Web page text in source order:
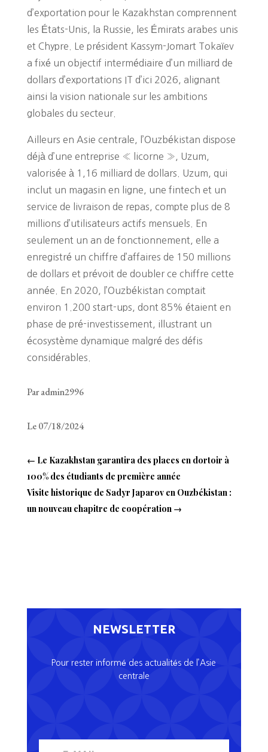
d’exportation pour le Kazakhstan comprennent
les États-Unis, la Russie, les Émirats arabes unis
et Chypre. Le président Kassym-Jomart Tokaïev
a fixé un objectif intermédiaire d’un milliard de
dollars d’exportations IT d’ici 2026, alignant
ainsi la vision nationale sur les ambitions
globales du secteur.
Ailleurs en Asie centrale, l’Ouzbékistan dispose
déjà d’une entreprise « licorne », Uzum,
valorisée à 1,16 milliard de dollars. Uzum, qui
inclut un magasin en ligne, une fintech et un
service de livraison de repas, compte plus de 8
millions d’utilisateurs actifs mensuels. En
seulement un an de fonctionnement, elle a
enregistré un chiffre d’affaires de 150 millions
de dollars et prévoit de doubler ce chiffre cette
année. En 2020, l’Ouzbékistan comptait
environ 1.200 start-ups, dont 85% étaient en
phase de pré-investissement, illustrant un
écosystème dynamique malgré des défis
considérables.
Par admin2996
Le 07/18/2024
← Le Kazakhstan garantira des places en dortoir à
100% des étudiants de première année
Visite historique de Sadyr Japarov en Ouzbékistan :
un nouveau chapitre de coopération→
NEWSLETTER
Pour rester informé des actualités de l’Asie
centrale